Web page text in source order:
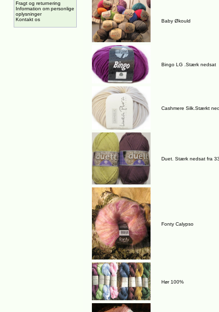
Fragt og returnering
Information om personlige
oplysninger
Kontakt os
Baby Økould
Bingo LG .Stærk nedsat
Cashmere Silk.Stærkt
Duet. Stærk nedsat fra
Fonty Calypso
Hør 100%